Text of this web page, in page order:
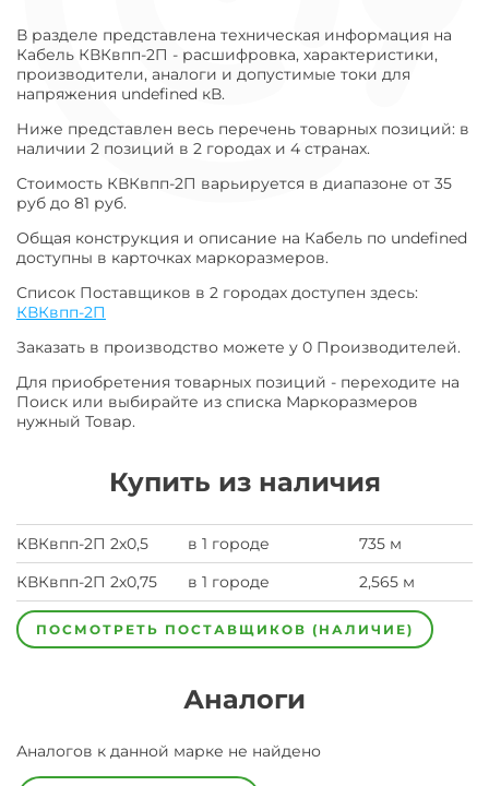
В разделе представлена техническая информация на
Кабель КВКвпп-2П - расшифровка, характеристики,
производители, аналоги и допустимые токи для
напряжения undefined кВ.
Ниже представлен весь перечень товарных позиций: в
наличии 2 позиций в 2 городах и 4 странах.
Стоимость КВКвпп-2П варьируется в диапазоне от 35
руб до 81 руб.
Общая конструкция и описание на Кабель по undefined
доступны в карточках маркоразмеров.
Список Поставщиков в 2 городах доступен здесь:
КВКвпп-2П
Заказать в производство можете у 0 Производителей.
Для приобретения товарных позиций - переходите на
Поиск или выбирайте из списка Маркоразмеров
нужный Товар.
Купить из наличия
КВКвпп-2П 2х0,5 в 1 городе
735 м
КВКвпп-2П 2х0,75
в 1 городе 2,565 м
ПОСМОТРЕТЬ ПОСТАВЩИКОВ (НАЛИЧИЕ)
Аналоги
Аналогов к данной марке не найдено